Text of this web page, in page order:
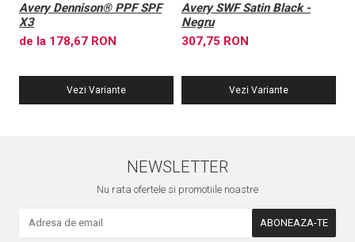
Avery Dennison® PPF SPF
X3
de la 178,67 RON
Vezi Variante
Avery SWF Satin Black -
Negru
307,75 RON
Vezi Variante
NEWSLETTER
Nu rata ofertele si promotiile noastre